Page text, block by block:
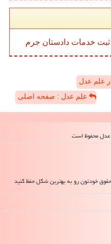
ثبت خدمات دادستان جرم
علم عدل
علم عدل : صفحه اصلی
خودتون رو به بهترین شکل حفظ کنید